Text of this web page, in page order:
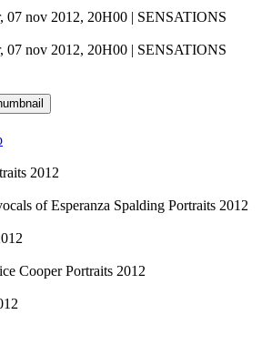
07 nov 2012, 20H00 | SENSATIONS
07 nov 2012, 20H00 | SENSATIONS
2012
of Esperanza Spalding Portraits 2012
Cooper Portraits 2012